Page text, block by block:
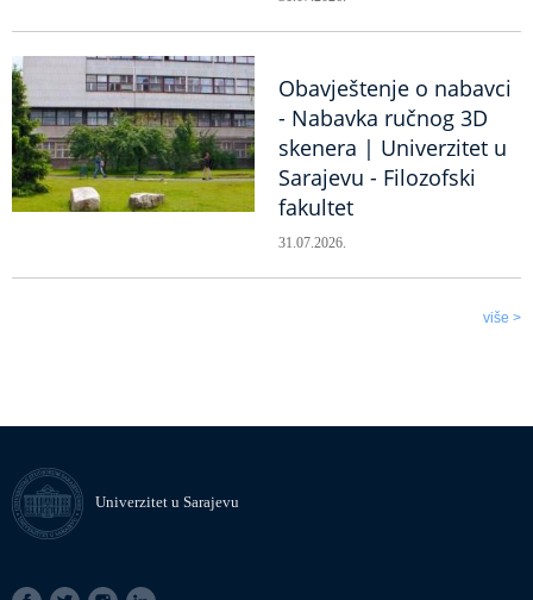
Obavještenje o nabavci
- Nabavka ručnog 3D
skenera | Univerzitet u
Sarajevu - Filozofski
fakultet
31.07.2026.
više >
Univerzitet u Sarajevu
SOCIAL